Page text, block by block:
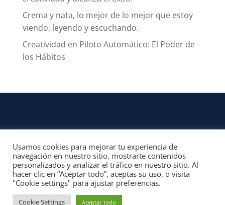
Crema y nata, lo mejor de lo mejor que estoy
viendo, leyendo y escuchando.
Creatividad en Piloto Automático: El Poder de
los Hábitos
CONTACTO
© 2022, Unofficial Media, LLC – Reservados todos los derechos | All rights
reserved
Aviso Legal y Términos de Uso del Sitio|Aviso Programas Afiliados,
Usamos cookies para mejorar tu experiencia de
navegación en nuestro sitio, mostrarte contenidos
personalizados y analizar el tráfico en nuestro sitio. Al
hacer clic en “Aceptar todo”, aceptas su uso, o visita
"Cookie settings" para ajustar preferencias.
Cookie Settings Aceptar todo